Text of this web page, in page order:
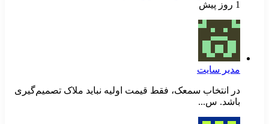
1 روز پیش
مدیر سایت
در انتخاب سمعک، فقط قیمت اولیه نباید ملاک تصمیم‌گیری
باشد. س...